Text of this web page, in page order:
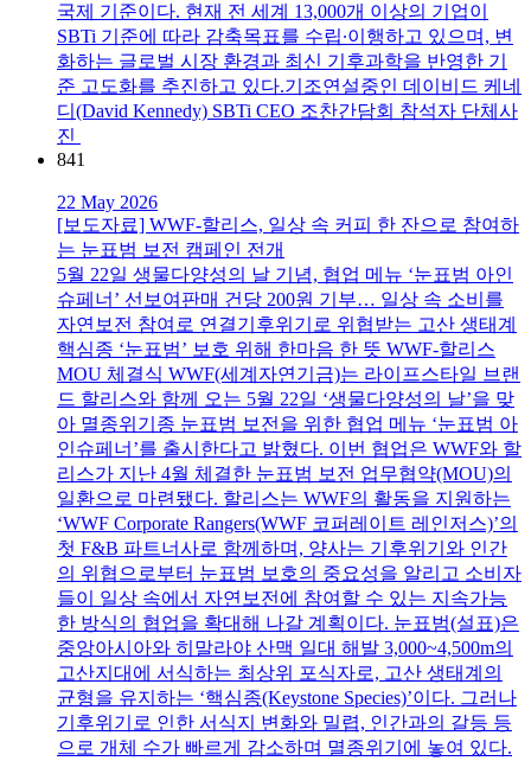
국제 기준이다. 현재 전 세계 13,000개 이상의 기업이
SBTi 기준에 따라 감축목표를 수립∙이행하고 있으며, 변
화하는 글로벌 시장 환경과 최신 기후과학을 반영한 기
준 고도화를 추진하고 있다.기조연설중인 데이비드 케네
디(David Kennedy) SBTi CEO 조찬간담회 참석자 단체사
진
841
22 May 2026
[보도자료] WWF-할리스, 일상 속 커피 한 잔으로 참여하
는 눈표범 보전 캠페인 전개
5월 22일 생물다양성의 날 기념, 협업 메뉴 ‘눈표범 아인
슈페너’ 선보여판매 건당 200원 기부… 일상 속 소비를
자연보전 참여로 연결기후위기로 위협받는 고산 생태계
핵심종 ‘눈표범’ 보호 위해 한마음 한 뜻 WWF-할리스
MOU 체결식 WWF(세계자연기금)는 라이프스타일 브랜
드 할리스와 함께 오는 5월 22일 ‘생물다양성의 날’을 맞
아 멸종위기종 눈표범 보전을 위한 협업 메뉴 ‘눈표범 아
인슈페너’를 출시한다고 밝혔다. 이번 협업은 WWF와 할
리스가 지난 4월 체결한 눈표범 보전 업무협약(MOU)의
일환으로 마련됐다. 할리스는 WWF의 활동을 지원하는
‘WWF Corporate Rangers(WWF 코퍼레이트 레인저스)’의
첫 F&B 파트너사로 함께하며, 양사는 기후위기와 인간
의 위협으로부터 눈표범 보호의 중요성을 알리고 소비자
들이 일상 속에서 자연보전에 참여할 수 있는 지속가능
한 방식의 협업을 확대해 나갈 계획이다. 눈표범(설표)은
중앙아시아와 히말라야 산맥 일대 해발 3,000~4,500m의
고산지대에 서식하는 최상위 포식자로, 고산 생태계의
균형을 유지하는 ‘핵심종(Keystone Species)’이다. 그러나
기후위기로 인한 서식지 변화와 밀렵, 인간과의 갈등 등
으로 개체 수가 빠르게 감소하며 멸종위기에 놓여 있다.